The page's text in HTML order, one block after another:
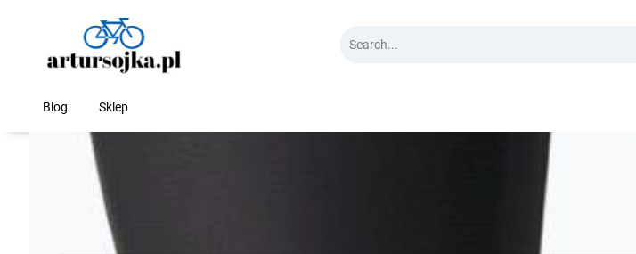
Blog Sklep